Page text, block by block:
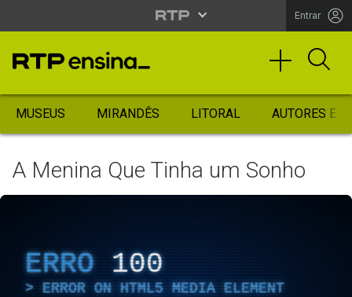
Entrar
MUSEUS MIRANDÊS LITORAL AUTORES
A Menina Que Tinha um Sonho
ERRO 100
ERROR ON HTML5 MEDIA ELEMENT